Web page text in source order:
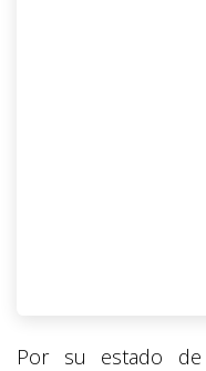
Por su estado